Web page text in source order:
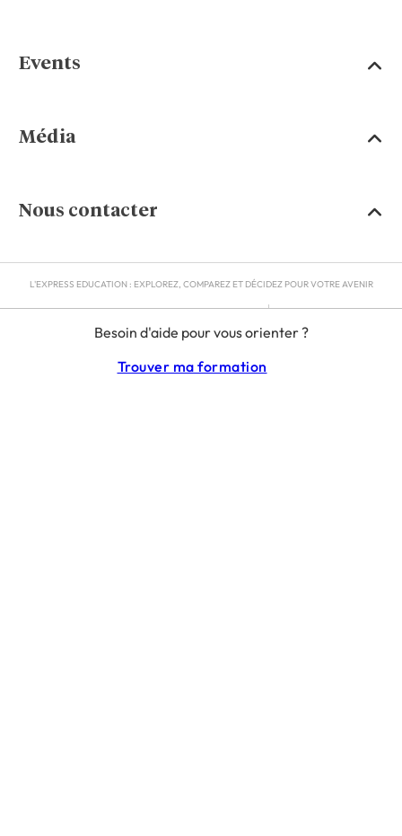
Besoin d'aide pour vous orienter ?
Trouver ma formation
Events
Média
Nous contacter
L'EXPRESS EDUCATION : EXPLOREZ, COMPAREZ ET DÉCIDEZ POUR VOTRE AVENIR
RGPD